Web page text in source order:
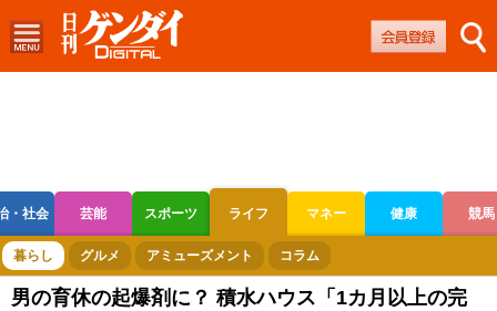
・社会 芸能 スポーツ ライフ マネー 健康 競馬
ボートレース 競輪 オートレース
暮らし グルメ アミューズメント コラム
男の育休の起爆剤に？ 積水ハウス「1カ月以上の完